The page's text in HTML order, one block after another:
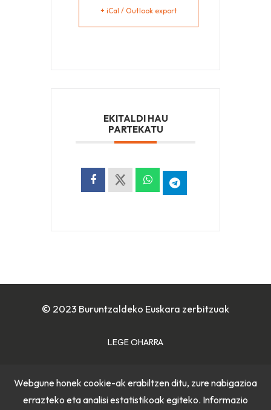
+ iCal / Outlook export
EKITALDI HAU
PARTEKATU
© 2023 Buruntzaldeko Euskara zerbitzuak
LEGE OHARRA
PRIBATUTASUN POLITIKA
Webgune honek cookie-ak erabiltzen ditu, zure nabigazioa
errazteko eta analisi estatistikoak egiteko. Informazio